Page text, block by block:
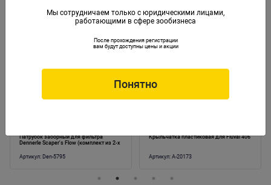
Аналогичные товары
Патрубок заборный для фильтра
Dennerle Scaper's Flow (комплект из 2-х
Артикул: Den-5795
Крыльчатка пластиковая для Fluval 406
Артикул: A-20173
Мы сотрудничаем только с юридическими лицами,
работающими в сфере зообизнеса
После прохождения регистрации
вам будут доступны цены и акции
Понятно